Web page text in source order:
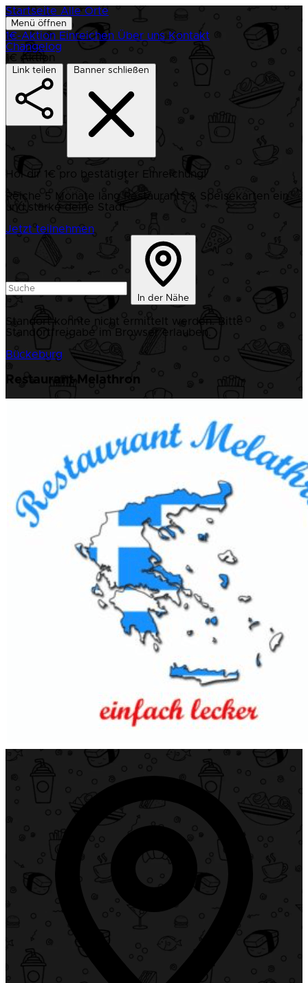
Startseite Alle Orte
Menü öffnen
1€-Aktion Einreichen Über uns Kontakt
Changelog
1€ Aktion
Link teilen Banner schließen
Hol dir 1€ pro bestätigter Einreichung!
Reiche 5 Monate lang Restaurants & Speisekarten ein
und stärke deine Stadt.
Jetzt teilnehmen
In der Nähe
Standort konnte nicht ermittelt werden. Bitte
Standortfreigabe im Browser erlauben.
Bückeburg
Restaurant Melathron